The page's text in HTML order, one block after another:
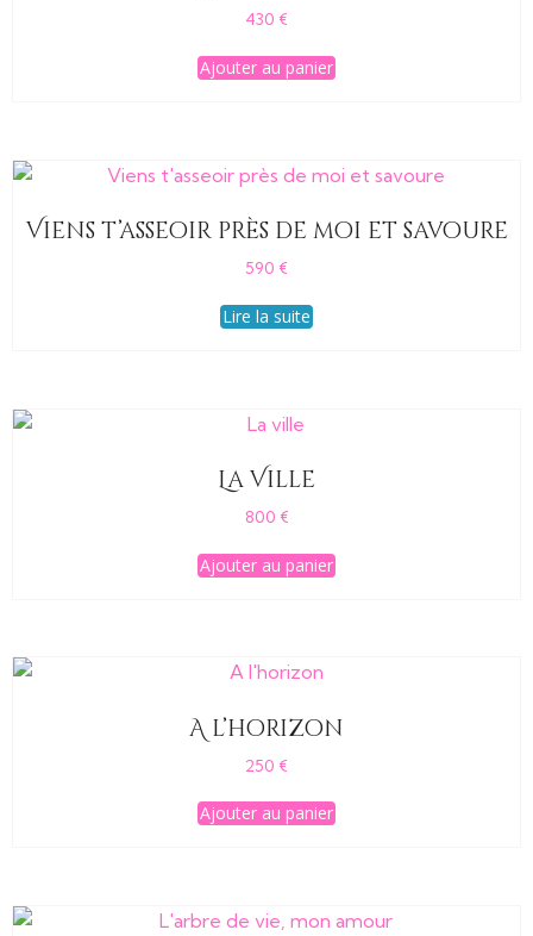
430 €
Ajouter au panier
Viens t’asseoir près de moi et savoure
590 €
Lire la suite
La Ville
800 €
Ajouter au panier
A l’horizon
250 €
Ajouter au panier